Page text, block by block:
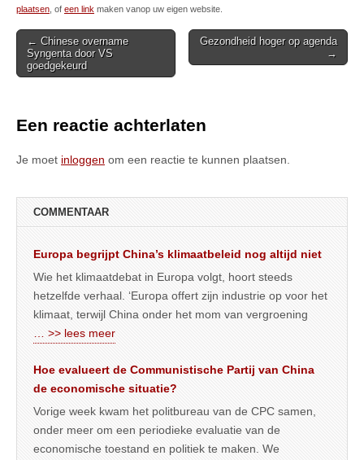
plaatsen , of een link maken vanop uw eigen website.
Post
navigation
← Chinese overname
Syngenta door VS
goedgekeurd
Gezondheid hoger op agenda
→
Een reactie achterlaten
Je moet inloggen om een reactie te kunnen plaatsen.
COMMENTAAR
Europa begrijpt China’s klimaatbeleid nog altijd niet
Wie het klimaatdebat in Europa volgt, hoort steeds
hetzelfde verhaal. ‘Europa offert zijn industrie op voor het
klimaat, terwijl China onder het mom van vergroening
… >> lees meer
Hoe evalueert de Communistische Partij van China
de economische situatie?
Vorige week kwam het politbureau van de CPC samen,
onder meer om een periodieke evaluatie van de
economische toestand en politiek te maken. We